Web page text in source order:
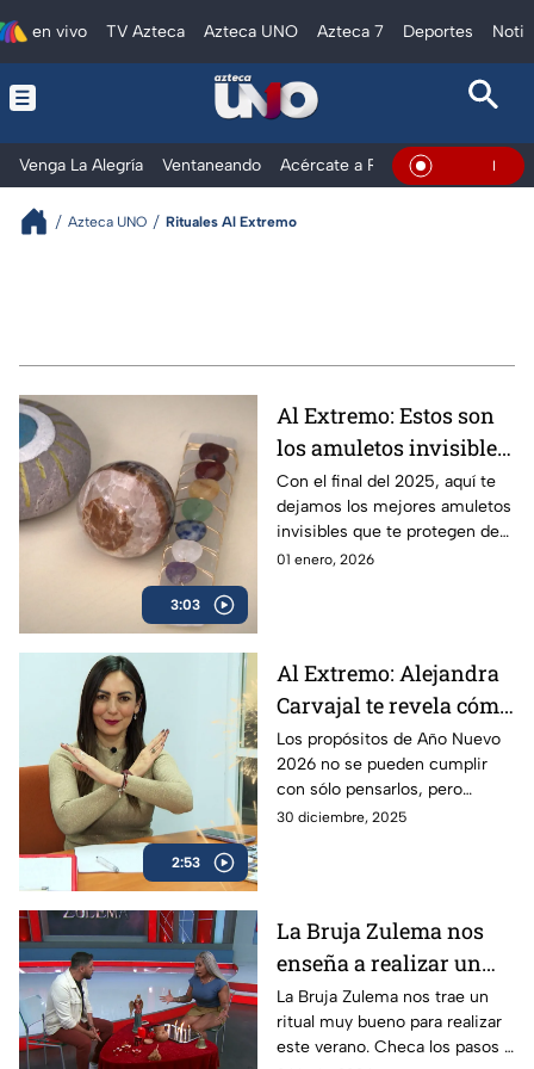
en vivo TV Azteca Azteca UNO Azteca 7 Deportes
Venga La Alegría Ventaneando Acércate a Rocío Al ExtremoEn Vivo
Azteca UNO Rituales Al Extremo
3:03
Al Extremo: Estos son
los amuletos invisibles
que te protegen de las
malas energías
Con el final del 2025, aquí te
dejamos los mejores amuletos
invisibles que te protegen de
las malas energías
01 enero, 2026
2:53
Al Extremo: Alejandra
Carvajal te revela cómo
se pueden cumplir tus
propósitos, deseos y
metas para este Año
Nuevo 2026
Los propósitos de Año Nuevo
2026 no se pueden cumplir
con sólo pensarlos, pero
Alejandra Carvajal te revela
30 diciembre, 2025
La Bruja Zulema nos
enseña a realizar un
ritual para este verano
La Bruja Zulema nos trae un
ritual muy bueno para realizar
este verano. Checa los pasos a